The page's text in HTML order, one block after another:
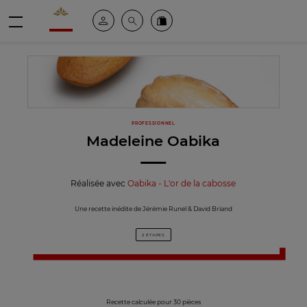
Valrhona - Imaginons le meilleur du chocolat
Espace clientRechercheCommandez en ligne
PROFESSIONNEL
Madeleine Oabika
Réalisée avecOabika - L'or de la cabosse
Une recette inédite de Jérémie Runel & David Briand
2 ÉTAPES
Recette calculée pour 30 pièces